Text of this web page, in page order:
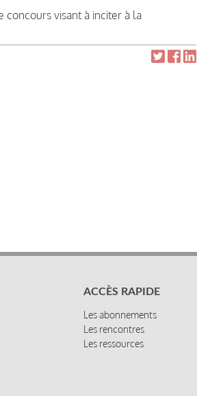
concours visant à inciter à la
ACCÈS RAPIDE
Les abonnements
Les rencontres
Les ressources